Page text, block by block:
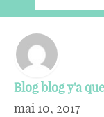
Blog blog y'a
mai 10, 2017